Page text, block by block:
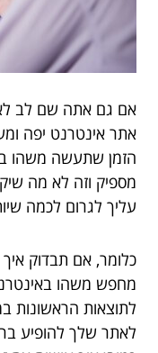
אם גם אתה שם לב
אתר אינטרנט יפה
הזמן שתעשה משהו
מספיק וזה לא מה
עליך לגרום לכמה
כלומר, אם תבדוק
מחפש משהו
לתוצאות הראשונות
לאתר שלך להופיע